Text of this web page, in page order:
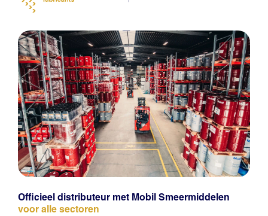
Officieel distributeur met Mobil Smeermiddelen
voor alle sectoren